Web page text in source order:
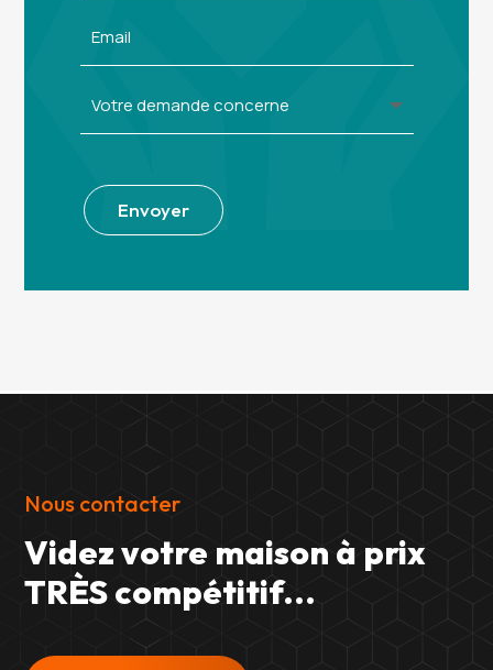
Envoyer
Nous contacter
Videz votre maison à prix
TRÈS compétitif...